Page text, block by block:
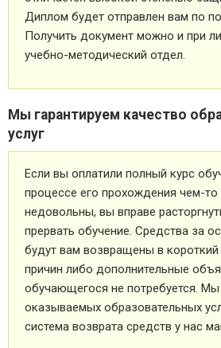
Диплом будет отправлен вам по
Получить документ можно и при
учебно-методический отдел.
Мы гарантируем качество
услуг
Если вы оплатили полный курс
процессе его прохождения чем-то
недовольны, вы вправе
прервать обучение. Средства за
будут вам возвращены в короткий
причин либо дополнительные
обучающегося не потребуется. Мы
оказываемых образовательных
система возврата средств у нас